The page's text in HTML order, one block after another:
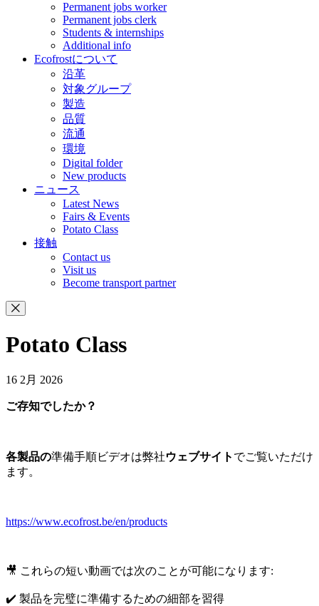
Permanent jobs worker
Permanent jobs clerk
Students & internships
Additional info
Ecofrostについて
沿革
対象グループ
製造
品質
流通
環境
Digital folder
New products
ニュース
Latest News
Fairs & Events
Potato Class
接触
Contact us
Visit us
Become transport partner
Potato Class
16 2月 2026
ご存知でしたか？
各製品の準備手順ビデオは弊社ウェブサイト でご覧いただけ
ます。
https://www.ecofrost.be/en/products
🎥 これらの短い動画では次のことが可能になります:
✔️ 製品を完璧に準備するための細部を習得